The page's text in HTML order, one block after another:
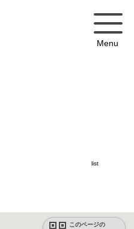
Menu
このページの
list